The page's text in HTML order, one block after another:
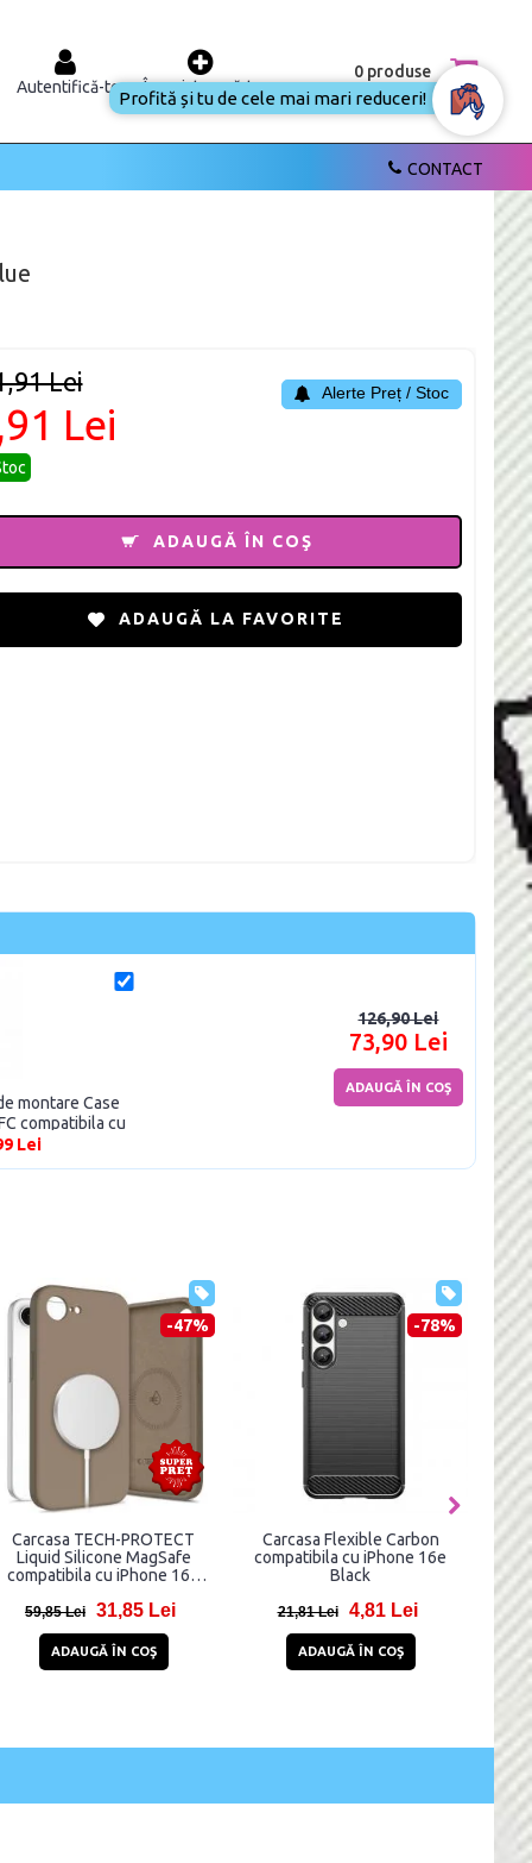
Autentifică-te Înregistrează-te
0 produse
CONTACT
Lei
Lei
Alerte Preț / Stoc
ADAUGĂ ÎN COŞ
ADAUGĂ LA FAVORITE
montare Case
compatibila cu
Black
Lei
126,90 Lei
73,90 Lei
ADAUGĂ ÎN COŞ
-47%
Carcasa TECH-PROTECT
Liquid Silicone MagSafe
compatibila cu iPhone 16e
59,85 Lei 31,85 Lei
ADAUGĂ ÎN COŞ
-78%
Carcasa Flexible Carbon
compatibila cu iPhone 16e
Black
21,81 Lei 4,81 Lei
ADAUGĂ ÎN COŞ
Profită și tu de cele mai
mari reduceri!